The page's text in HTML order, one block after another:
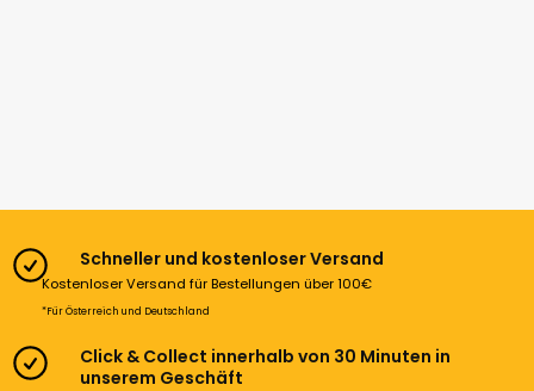
Schneller und kostenloser Versand
Kostenloser Versand für Bestellungen über 100€
*Für Österreich und Deutschland
Click & Collect innerhalb von 30 Minuten in
unserem Geschäft